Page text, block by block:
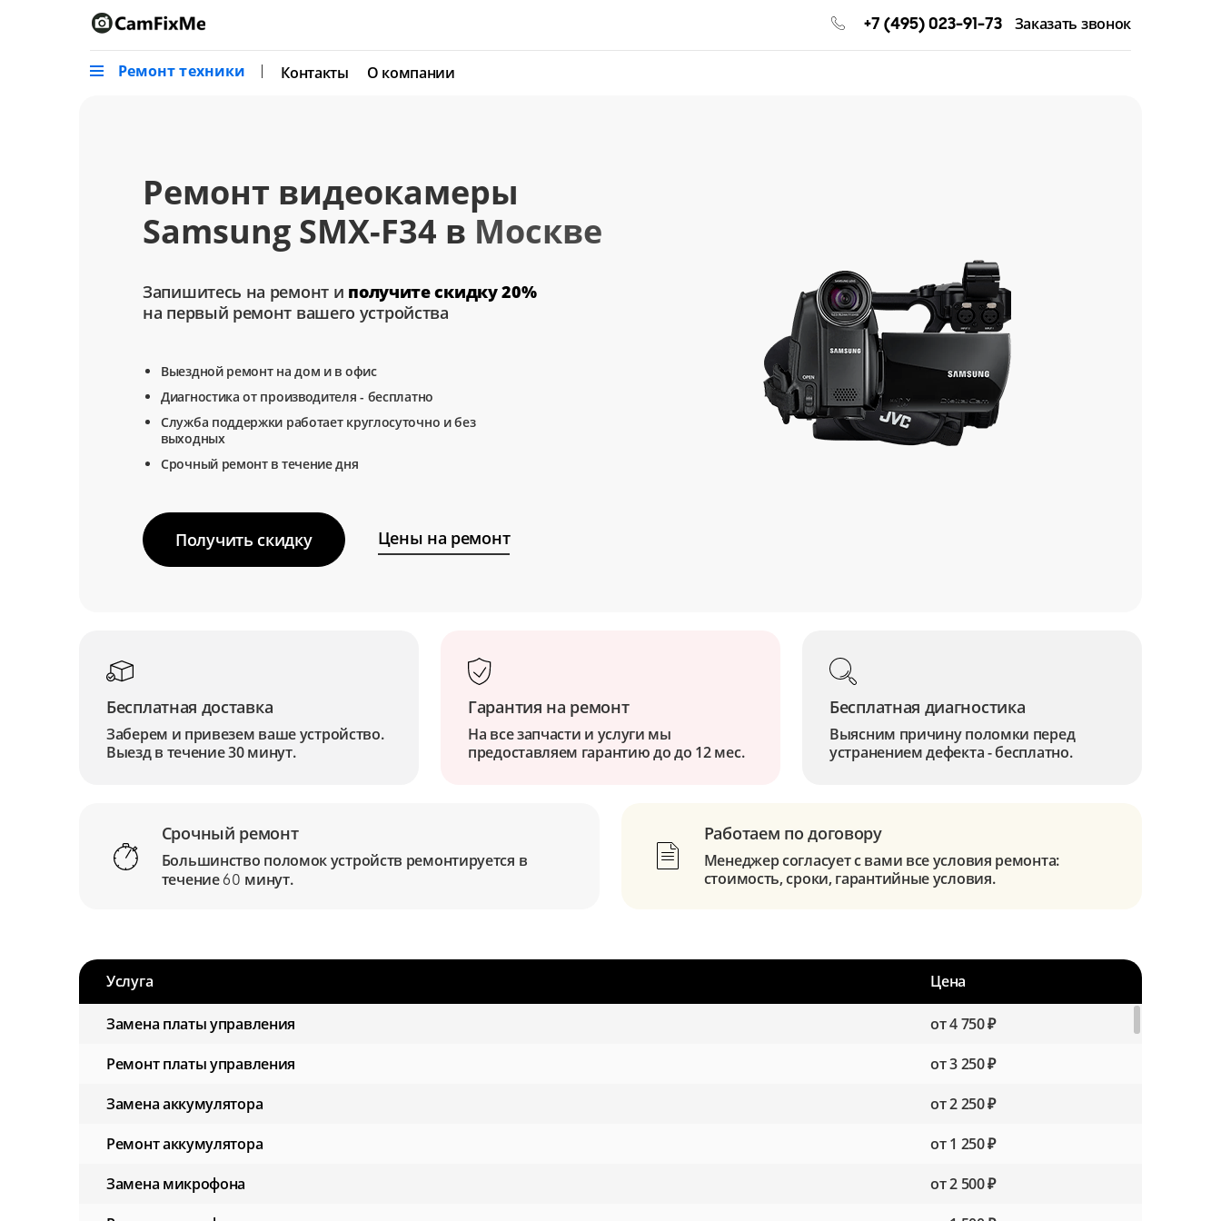
+7 (495) 023-91-73 Заказать звонок
Ремонт техники Контакты О компании
Ремонт видеокамеры
Samsung SMX-F34 в Москве
Запишитесь на ремонт и получите скидку 20%
на первый ремонт вашего устройства
Выездной ремонт на дом и в офис
Диагностика от производителя - бесплатно
Служба поддержки работает круглосуточно и без
выходных
Срочный ремонт в течение дня
Получить скидку Цены на ремонт
Бесплатная доставка
Заберем и привезем ваше устройство.
Выезд в течение 30 минут.
Гарантия на ремонт
На все запчасти и услуги мы
предоставляем гарантию до до 12 мес.
Бесплатная диагностика
Выясним причину поломки перед
устранением дефекта - бесплатно.
Срочный ремонт
Большинство поломок устройств ремонтируется в
течение 60 минут.
Работаем по договору
Менеджер согласует с вами все условия ремонта:
стоимость, сроки, гарантийные условия.
Услуга Цена
Замена платы управления
от 4 750 ₽
Ремонт платы управления
от 3 250 ₽
Замена аккумулятора
от 2 250 ₽
Ремонт аккумулятора
от 1 250 ₽
Замена микрофона
от 2 500 ₽